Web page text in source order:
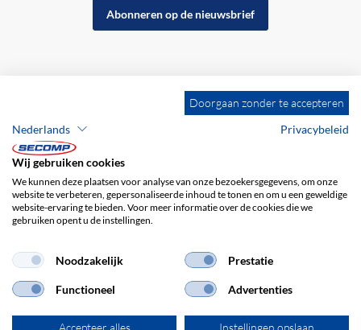
Abonneren op de nieuwsbrief
Bedrijfsgegevens
Privacybeleid
Doorgaan zonder te accepteren
Nederlands
Privacybeleid
Wij gebruiken cookies
We kunnen deze plaatsen voor analyse van onze bezoekersgegevens, om onze
website te verbeteren, gepersonaliseerde inhoud te tonen en om u een geweldige
website-ervaring te bieden. Voor meer informatie over de cookies die we
gebruiken opent u de instellingen.
Noodzakelijk Prestatie
Functioneel Advertenties
Accepteer alles Instellingen opslaan